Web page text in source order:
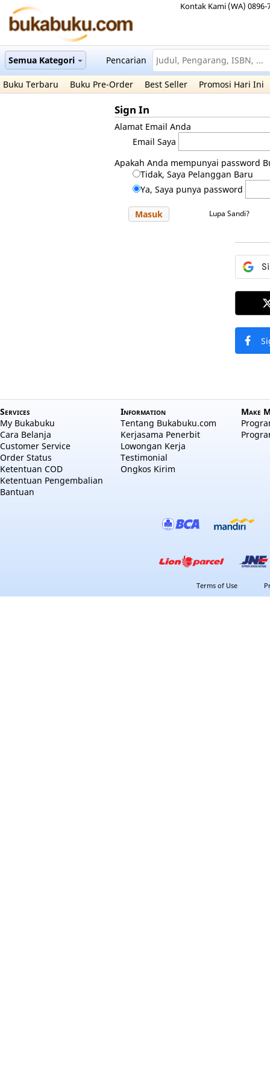
Kontak Kami (WA) 0896-
Semua Kategori Pencarian
Buku Terbaru Buku Pre-Order Best Seller Promosi Hari Ini
Sign In
Alamat Email Anda
Email Saya
Apakah Anda mempunyai password
Tidak, Saya Pelanggan Baru
Ya, Saya punya password
Masuk Lupa Sandi?
Services
My Bukabuku
Cara Belanja
Customer Service
Order Status
Ketentuan COD
Ketentuan Pengembalian
Bantuan
Information
Tentang Bukabuku.com
Kerjasama Penerbit
Lowongan Kerja
Testimonial
Ongkos Kirim
Make
Terms of Use